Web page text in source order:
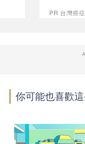
PR 台灣癌
你可能也喜歡